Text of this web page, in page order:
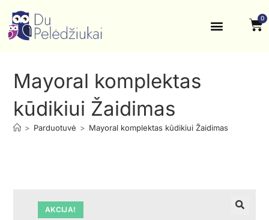
0
Mayoral komplektas
kūdikiui Žaidimas
> Parduotuvė > Mayoral komplektas kūdikiui Žaidimas
AKCIJA!